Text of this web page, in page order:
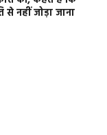
नहीं जोड़ा जाना